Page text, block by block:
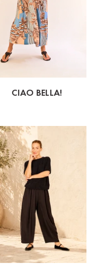
CIAO BELLA!